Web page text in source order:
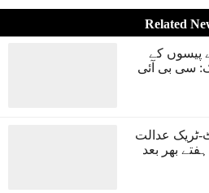
Related
پیسوں کے
سی بی آئی
ٹریک عدالت
بھر بعد